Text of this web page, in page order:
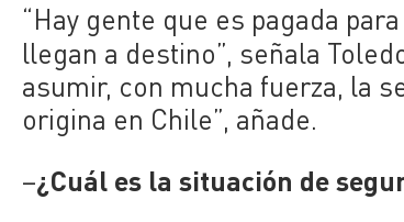
“Hay gente que es pagada
llegan a destino”, señala
asumir, con mucha fuerza, la
origina en Chile”, añade.
–¿Cuál es la situación de